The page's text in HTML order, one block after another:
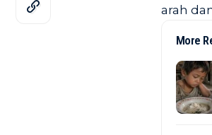
arah
More